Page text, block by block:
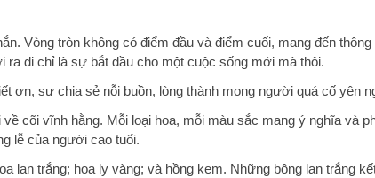
Vòng tròn không có điểm đầu và điểm cuối, mang đến thông
đi chỉ là sự bắt đầu cho một cuộc sống mới mà thôi.
ơn, sự chia sẻ nỗi buồn, lòng thành mong người quá cố yên
cõi vĩnh hằng. Mỗi loại hoa, mỗi màu sắc mang ý nghĩa và
lễ của người cao tuổi.
lan trắng; hoa ly vàng; và hồng kem. Những bông lan trắng